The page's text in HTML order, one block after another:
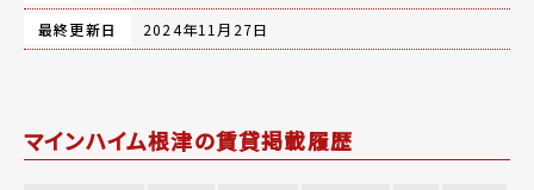
最終更新日
2024年11月27日
マインハイム根津の賃貸掲載履歴